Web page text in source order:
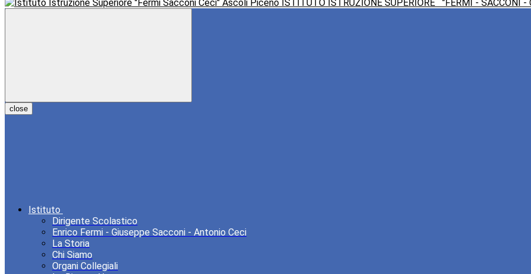
ISTITUTO ISTRUZIONE SUPERIORE "FERMI - SACCONI -
close
Istituto
Dirigente Scolastico
Enrico Fermi - Giuseppe Sacconi - Antonio Ceci
La Storia
Chi Siamo
Organi Collegiali